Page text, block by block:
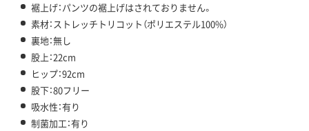
裾上げ：パンツの裾上げはされておりません。
素材：ストレッチトリコット（ポリエステル100%）
裏地：無し
股上：22cm
ヒップ：92cm
股下：80フリー
吸水性：有り
制菌加工：有り